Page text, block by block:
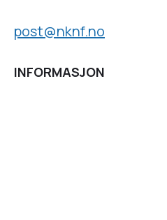
post@nknf.no
INFORMASJON